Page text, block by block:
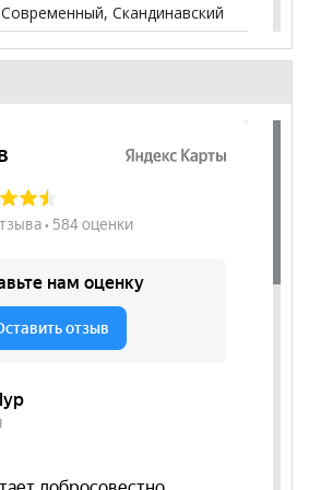
Современный, Скандинавский
Гостиная, Кабинет/Офис,